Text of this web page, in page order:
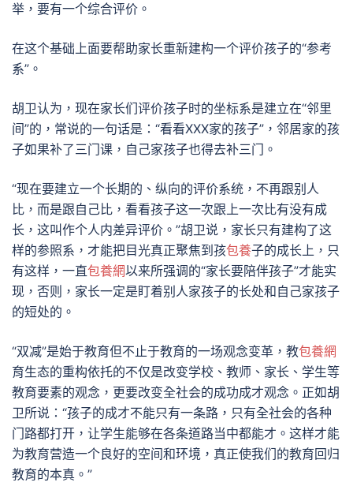
举，要有一个综合评价。
在这个基础上面要帮助家长重新建构一个评价孩子的“参考
系”。
胡卫认为，现在家长们评价孩子时的坐标系是建立在“邻里
间”的，常说的一句话是：“看看XXX家的孩子”，邻居家的孩
子如果补了三门课，自己家孩子也得去补三门。
“现在要建立一个长期的、纵向的评价系统，不再跟别人
比，而是跟自己比，看看孩子这一次跟上一次比有没有成
长，这叫作个人内差异评价。”胡卫说，家长只有建构了这
样的参照系，才能把目光真正聚焦到孩包養子的成长上，只
有这样，一直包養網以来所强调的“家长要陪伴孩子”才能实
现，否则，家长一定是盯着别人家孩子的长处和自己家孩子
的短处的。
“双减”是始于教育但不止于教育的一场观念变革，教包養網
育生态的重构依托的不仅是改变学校、教师、家长、学生等
教育要素的观念，更要改变全社会的成功成才观念。正如胡
卫所说：“孩子的成才不能只有一条路，只有全社会的各种
门路都打开，让学生能够在各条道路当中都能才。这样才能
为教育营造一个良好的空间和环境，真正使我们的教育回归
教育的本真。”